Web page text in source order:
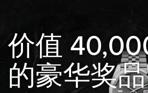
价值
的豪华奖品